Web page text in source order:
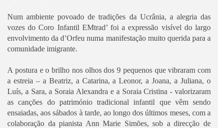
Num ambiente povoado de tradições da Ucrânia, a alegria das
vozes do Coro Infantil EMtrad’ foi a expressão visível do largo
envolvimento da d’Orfeu numa manifestação muito querida para a
comunidade imigrante.
A postura e o brilho nos olhos dos 9 pequenos que vibraram com
a estreia – a Beatriz, a Catarina, a Leonor, a Joana, a Juliana, o
Luís, a Sara, a Soraia Alexandra e a Soraia Cristina - valorizaram
as canções do património tradicional infantil que vêm sendo
ensaiadas, aos sábados à tarde, ao longo dos últimos meses, com a
colaboração da pianista Ann Marie Simões, sob a direcção de